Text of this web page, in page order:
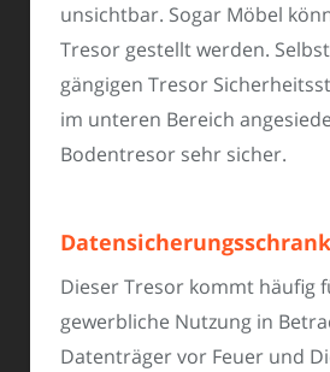
unsichtbar. Sogar Möbel
Tresor gestellt werden.
gängigen Tresor
im unteren Bereich
Bodentresor sehr sicher.
Datensicherungsschrank
Dieser Tresor kommt häufig
gewerbliche Nutzung in
Datenträger vor Feuer und